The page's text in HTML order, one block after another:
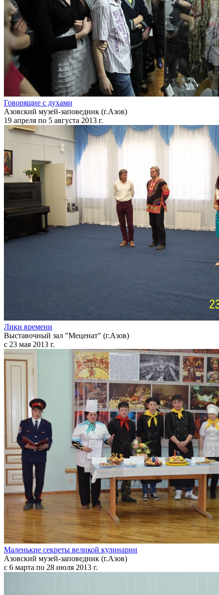
Говорящие с духами
Азовский музей-заповедник (г.Азов)
19 апреля по 5 августа 2013 г.
Лики времени
Выставочный зал "Меценат" (г.Азов)
с 23 мая 2013 г.
Маленькие секреты великой кулинарии
Азовский музей-заповедник (г.Азов)
с 6 марта по 28 июля 2013 г.